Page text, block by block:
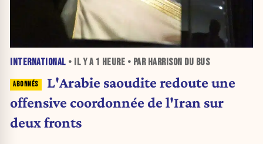
INTERNATIONAL • IL Y A 1 HEURE • PAR HARRISON DU BUS
L'Arabie saoudite redoute une
offensive coordonnée de l'Iran sur
deux fronts